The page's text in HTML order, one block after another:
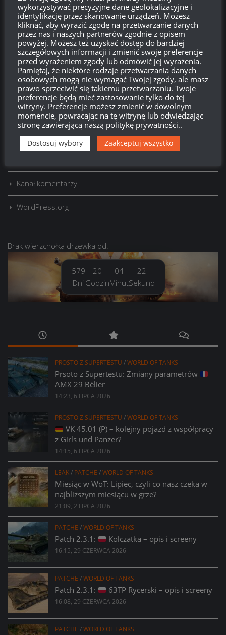
Szukaj:
LOGOWANIE
Zarejestruj się
Zaloguj się
Kanał komentarzy
WordPress.org
Brak wierzchołka drzewka od:
579
Dni
20
Godzin
04
Minut
23
Sekund
PROSTO Z SUPERTESTU /WORLD OF TANKS
Prsoto z Supertestu: Zmiany parametrów
AMX 29 Bélier
14:23, 6 LIPCA 2026
PROSTO Z SUPERTESTU /WORLD OF TANKS
VK 45.01 (P) – kolejny pojazd z współpracy
z Girls und Panzer?
14:15, 6 LIPCA 2026
LEAK/ PATCHE /WORLD OF TANKS
Miesiąc w WoT: Lipiec, czyli co nasz czeka w
najbliższym miesiącu w grze?
21:09, 2 LIPCA 2026
PATCHE /WORLD OF TANKS
Patch 2.3.1: Kolczatka – opis i screeny
16:15, 29 CZERWCA 2026
PATCHE /WORLD OF TANKS
Patch 2.3.1: 63TP Rycerski – opis i screeny
16:08, 29 CZERWCA 2026
PATCHE /WORLD OF TANKS
wykorzystywać precyzyjne dane geolokalizacyjne i
identyfikację przez skanowanie urządzeń. Możesz
kliknąć, aby wyrazić zgodę na przetwarzanie danych
przez nas i naszych partnerów zgodnie z opisem
powyżej. Możesz też uzyskać dostęp do bardziej
szczegółowych informacji i zmienić swoje preferencje
przed wyrażeniem zgody lub odmówić jej wyrażenia.
Pamiętaj, że niektóre rodzaje przetwarzania danych
osobowych mogą nie wymagać Twojej zgody, ale masz
prawo sprzeciwić się takiemu przetwarzaniu. Twoje
preferencje będą mieć zastosowanie tylko do tej
witryny. Preferencje możesz zmienić w dowolnym
momencie, powracając na tę witrynę lub odwiedzając
stronę zawierającą naszą politykę prywatności..
Dostosuj wybory Zaakceptuj wszystko